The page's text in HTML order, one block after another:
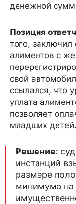
денежной
Позиция
того, заключил
алиментов с
свой
ссылался, что
уплата
позволяет
младших детей.
Решение:
инстанций
размере
минимума на